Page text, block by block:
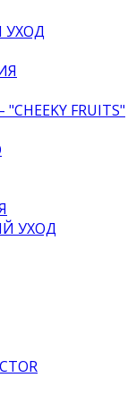
УХОД
FRUITS"
УХОД